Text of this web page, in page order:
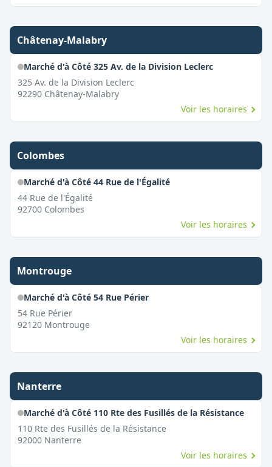
Châtenay-Malabry
Marché d'à Côté 325 Av. de la Division Leclerc
325 Av. de la Division Leclerc
92290 Châtenay-Malabry
Voir les horaires
Colombes
Marché d'à Côté 44 Rue de l'Égalité
44 Rue de l'Égalité
92700 Colombes
Voir les horaires
Montrouge
Marché d'à Côté 54 Rue Périer
54 Rue Périer
92120 Montrouge
Voir les horaires
Nanterre
Marché d'à Côté 110 Rte des Fusillés de la Résistance
110 Rte des Fusillés de la Résistance
92000 Nanterre
Voir les horaires